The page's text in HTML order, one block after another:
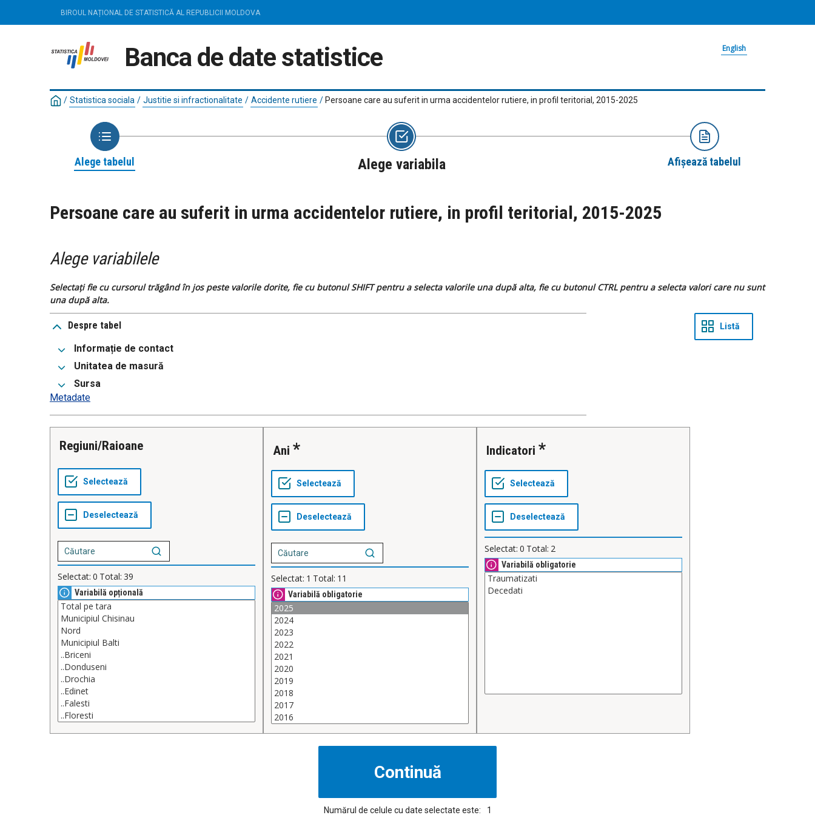
BIROUL NAȚIONAL DE STATISTICĂ AL REPUBLICII MOLDOVA
Banca de date statistice English
/ Statistica sociala / Justitie si infractionalitate / Accidente rutiere / Persoane care au suferit in urma accidentelor rutiere, in profil teritorial, 2015-2025
Alege tabelul Alege variabila Afișează tabelul
Persoane care au suferit in urma accidentelor rutiere, in profil teritorial, 2015-2025
Alege variabilele
Selectați fie cu cursorul trăgând în jos peste valorile dorite, fie cu butonul SHIFT pentru a selecta valorile una după alta, fie cu butonul CTRL pentru a selecta valori care nu sunt
una după alta.
Despre tabel
Informație de contact
Unitatea de masură
Sursa
Metadate
Regiuni/Raioane
Selectat: 0 Total: 39
Variabilă opțională
Ani
Selectat: 1 Total: 11
Variabilă obligatorie
Indicatori
Selectat: 0 Total: 2
Variabilă obligatorie
Numărul de celule cu date selectate este: 1